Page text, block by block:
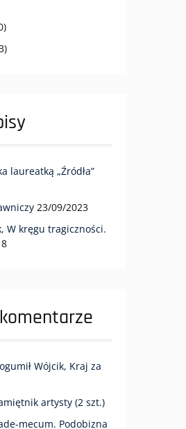
laureatką „Źródła”
23/09/2023
W kręgu tragiczności.
Wójcik, Kraj za
artysty (2 szt.)
mecum. Podobizna